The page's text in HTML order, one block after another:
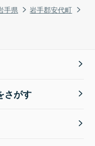
手県
岩手郡安代町
さがす